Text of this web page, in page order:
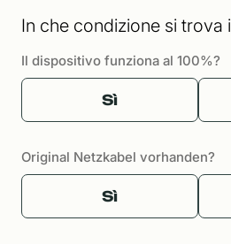
In che condizione si trova
Il dispositivo funziona al 100%?
Sì
Original Netzkabel vorhanden?
Sì